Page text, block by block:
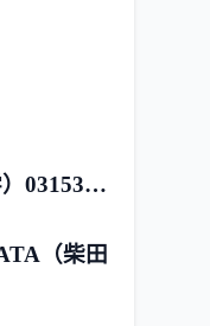
031530-
（柴田